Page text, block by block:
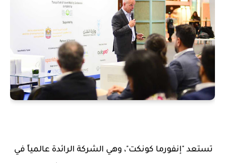
تستعد "إنفورما كونكت"، وهي الشركة الرائدة عالميا في